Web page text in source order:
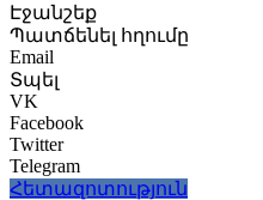
Էջանշեք
Պատճենել հղումը
Email
Տպել
VK
Facebook
Twitter
Telegram
Հետազոտություն